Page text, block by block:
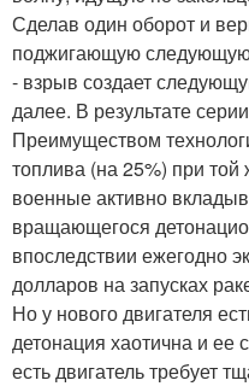
Сделав один оборот и
поджигающую следующую
- взрыв создает
далее. В результате
Преимуществом
топлива (на 25%) при той
военные активно
вращающегося
впоследствии ежегодно
долларов на запусках
Но у нового двигателя
детонация хаотична и ее
есть двигатель требует